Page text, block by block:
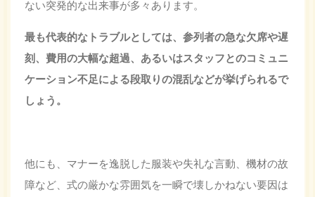
ない突発的な出来事が多々あります。
最も代表的なトラブルとしては、参列者の急な欠席や遅
刻、費用の大幅な超過、あるいはスタッフとのコミュニ
ケーション不足による段取りの混乱などが挙げられるで
しょう。
他にも、マナーを逸脱した服装や失礼な言動、機材の故
障など、式の厳かな雰囲気を一瞬で壊しかねない要因は